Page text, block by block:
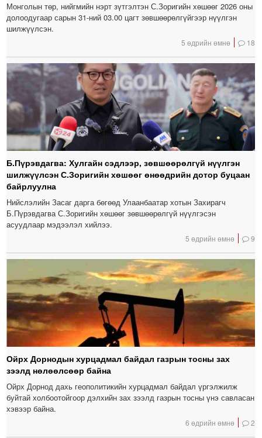
Монголын төр, нийгмийн нэрт зүтгэлтэн С.Зоригийн хөшөөг 2026 оны
долоодугаар сарын 31-ний 03.00 цагт зөвшөөрөлгүйгээр нүүлгэн
шилжүүлсэн.
5 өдрийн өмнө 18
Б.Пүрэвдагва: Хулгайн сэдлээр, зөвшөөрөлгүй нүүлгэн
шилжүүлсэн С.Зоригийн хөшөөг өнөөдрийн дотор буцаан
байрлуулна
Нийслэлийн Засаг дарга бөгөөд Улаанбаатар хотын Захирагч
Б.Пүрэвдагва С.Зоригийн хөшөөг зөвшөөрөлгүй нүүлгэсэн
асуудлаар мэдээлэл хийлээ.
5 өдрийн өмнө 9
Ойрх Дорнодын хурцадмал байдал газрын тосны зах
зээлд нөлөөлсөөр байна
Ойрх Дорнод дахь геополитикийн хурцадмал байдал үргэлжилж
буйтай холбоотойгоор дэлхийн зах зээлд газрын тосны үнэ савласан
хэвээр байна.
6 өдрийн өмнө 2